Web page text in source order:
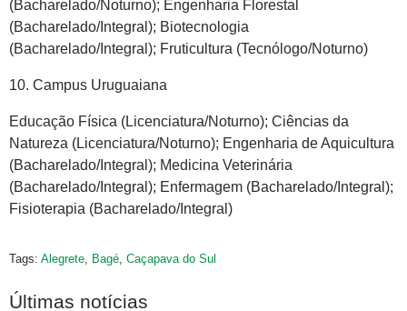
(Bacharelado/Noturno); Engenharia Florestal
(Bacharelado/Integral); Biotecnologia
(Bacharelado/Integral); Fruticultura (Tecnólogo/Noturno)
10. Campus Uruguaiana
Educação Física (Licenciatura/Noturno); Ciências da
Natureza (Licenciatura/Noturno); Engenharia de Aquicultura
(Bacharelado/Integral); Medicina Veterinária
(Bacharelado/Integral); Enfermagem (Bacharelado/Integral);
Fisioterapia (Bacharelado/Integral)
Tags: Alegrete, Bagé, Caçapava do Sul
Últimas notícias